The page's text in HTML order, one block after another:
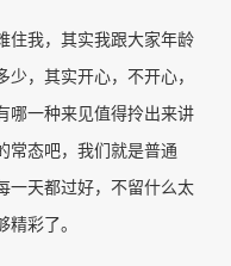
住我，其实我跟大家年龄
，其实开心，不开心，
哪一种来见值得拎出来讲
常态吧，我们就是普通
一天都过好，不留什么太
彩了。